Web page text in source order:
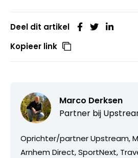
Deel dit artikel
Kopieer link
Marco Derksen
Partner bij
Oprichter/partner Upstream,
Arnhem Direct, SportNext,